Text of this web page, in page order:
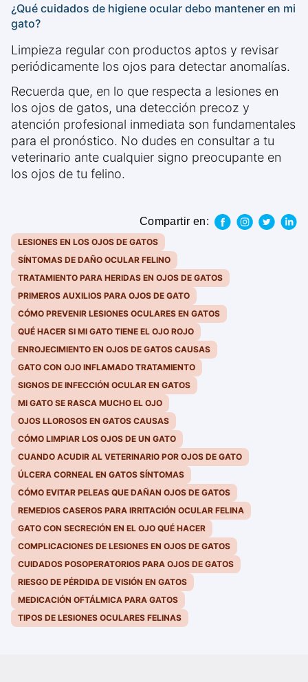
¿Qué cuidados de higiene ocular debo mantener en mi
gato?
Limpieza regular con productos aptos y revisar
periódicamente los ojos para detectar anomalías.
Recuerda que, en lo que respecta a lesiones en
los ojos de gatos, una detección precoz y
atención profesional inmediata son fundamentales
para el pronóstico. No dudes en consultar a tu
veterinario ante cualquier signo preocupante en
los ojos de tu felino.
Compartir en:
LESIONES EN LOS OJOS DE GATOS
SÍNTOMAS DE DAÑO OCULAR FELINO
TRATAMIENTO PARA HERIDAS EN OJOS DE GATOS
PRIMEROS AUXILIOS PARA OJOS DE GATO
CÓMO PREVENIR LESIONES OCULARES EN GATOS
QUÉ HACER SI MI GATO TIENE EL OJO ROJO
ENROJECIMIENTO EN OJOS DE GATOS CAUSAS
GATO CON OJO INFLAMADO TRATAMIENTO
SIGNOS DE INFECCIÓN OCULAR EN GATOS
MI GATO SE RASCA MUCHO EL OJO
OJOS LLOROSOS EN GATOS CAUSAS
CÓMO LIMPIAR LOS OJOS DE UN GATO
CUANDO ACUDIR AL VETERINARIO POR OJOS DE GATO
ÚLCERA CORNEAL EN GATOS SÍNTOMAS
CÓMO EVITAR PELEAS QUE DAÑAN OJOS DE GATOS
REMEDIOS CASEROS PARA IRRITACIÓN OCULAR FELINA
GATO CON SECRECIÓN EN EL OJO QUÉ HACER
COMPLICACIONES DE LESIONES EN OJOS DE GATOS
CUIDADOS POSOPERATORIOS PARA OJOS DE GATOS
RIESGO DE PÉRDIDA DE VISIÓN EN GATOS
MEDICACIÓN OFTÁLMICA PARA GATOS
TIPOS DE LESIONES OCULARES FELINAS